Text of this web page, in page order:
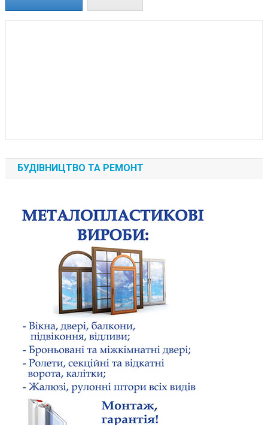
БУДІВНИЦТВО ТА РЕМОНТ